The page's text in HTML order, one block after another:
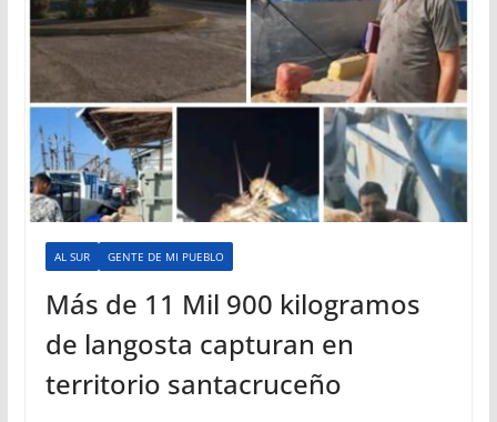
AL SUR GENTE DE MI PUEBLO
Más de 11 Mil 900 kilogramos
de langosta capturan en
territorio santacruceño